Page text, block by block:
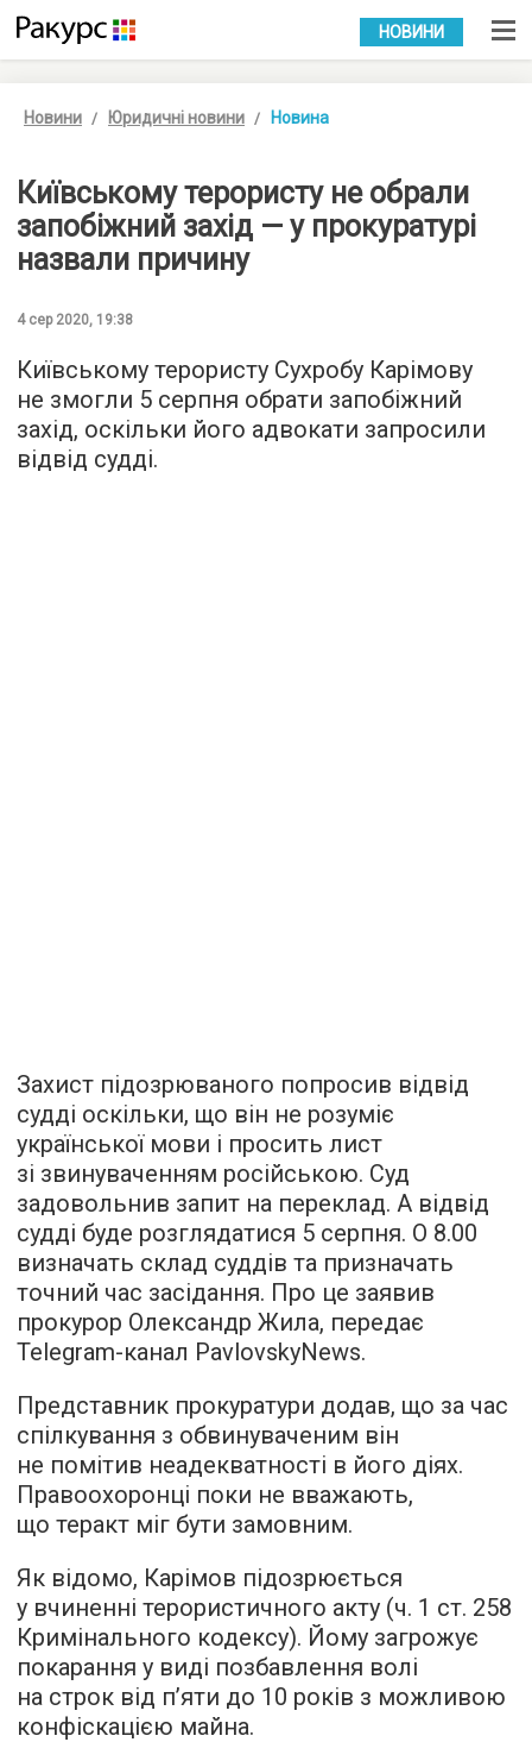
УКР РУС
НОВИНИ
Новини Юридичні новини Новина
Київському терористу не обрали
запобіжний захід — у прокуратурі
назвали причину
4 сер 2020, 19:38
Київському терористу Сухробу Карімову
не змогли 5 серпня обрати запобіжний
захід, оскільки його адвокати запросили
відвід судді.
Захист підозрюваного попросив відвід
судді оскільки, що він не розуміє
української мови і просить лист
зі звинуваченням російською. Суд
задовольнив запит на переклад. А відвід
судді буде розглядатися 5 серпня. О 8.00
визначать склад суддів та призначать
точний час засідання. Про це заявив
прокурор Олександр Жила, передає
Telegram-канал PavlovskyNews.
Представник прокуратури додав, що за час
спілкування з обвинуваченим він
не помітив неадекватності в його діях.
Правоохоронці поки не вважають,
що теракт міг бути замовним.
Як відомо, Карімов підозрюється
у вчиненні терористичного акту (ч. 1 ст. 258
Кримінального кодексу). Йому загрожує
покарання у виді позбавлення волі
на строк від п’яти до 10 років з можливою
конфіскацією майна.